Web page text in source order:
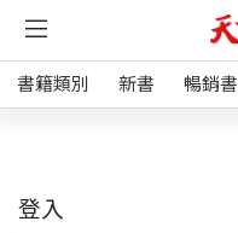
書籍類別 新書 暢銷書
登入